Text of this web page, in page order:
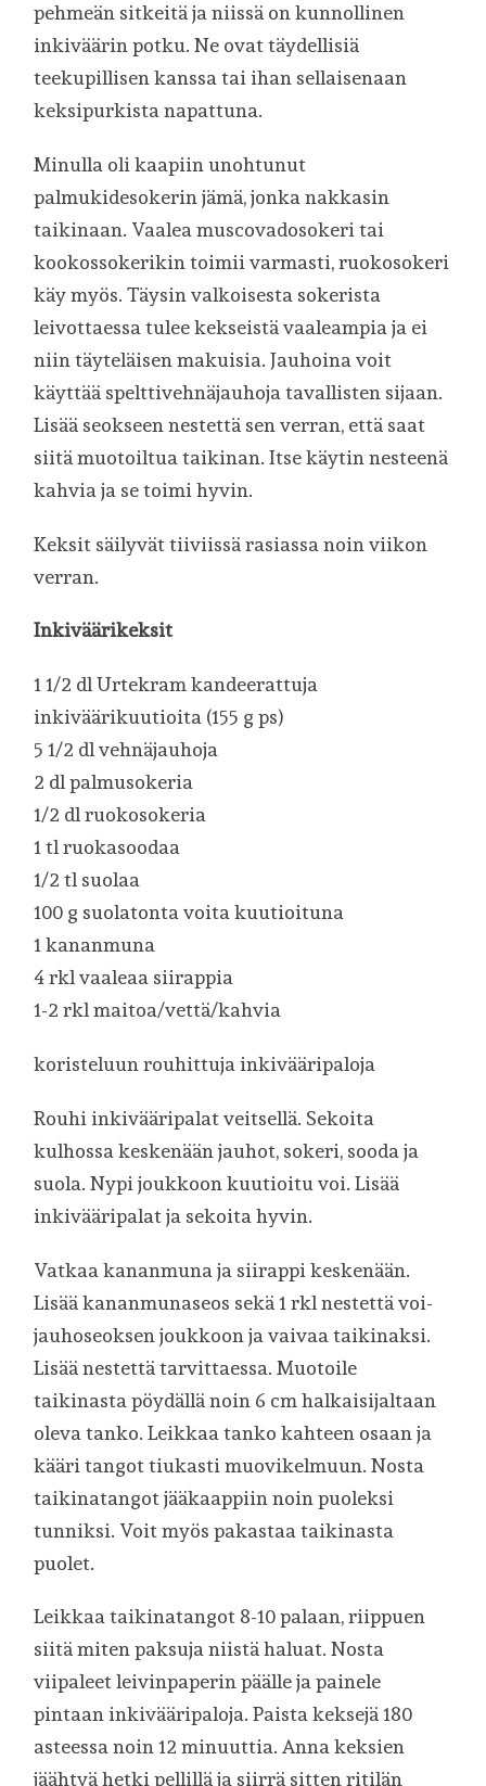
pehmeän sitkeitä ja niissä on kunnollinen
inkiväärin potku. Ne ovat täydellisiä
teekupillisen kanssa tai ihan sellaisenaan
keksipurkista napattuna.
Minulla oli kaapiin unohtunut
palmukidesokerin jämä, jonka nakkasin
taikinaan. Vaalea muscovadosokeri tai
kookossokerikin toimii varmasti, ruokosokeri
käy myös. Täysin valkoisesta sokerista
leivottaessa tulee kekseistä vaaleampia ja ei
niin täyteläisen makuisia. Jauhoina voit
käyttää spelttivehnäjauhoja tavallisten sijaan.
Lisää seokseen nestettä sen verran, että saat
siitä muotoiltua taikinan. Itse käytin nesteenä
kahvia ja se toimi hyvin.
Keksit säilyvät tiiviissä rasiassa noin viikon
verran.
Inkiväärikeksit
1 1/2 dl Urtekram kandeerattuja
inkiväärikuutioita (155 g ps)
5 1/2 dl vehnäjauhoja
2 dl palmusokeria
1/2 dl ruokosokeria
1 tl ruokasoodaa
1/2 tl suolaa
100 g suolatonta voita kuutioituna
1 kananmuna
4 rkl vaaleaa siirappia
1-2 rkl maitoa/vettä/kahvia
koristeluun rouhittuja inkivääripaloja
Rouhi inkivääripalat veitsellä. Sekoita
kulhossa keskenään jauhot, sokeri, sooda ja
suola. Nypi joukkoon kuutioitu voi. Lisää
inkivääripalat ja sekoita hyvin.
Vatkaa kananmuna ja siirappi keskenään.
Lisää kananmunaseos sekä 1 rkl nestettä voi-
jauhoseoksen joukkoon ja vaivaa taikinaksi.
Lisää nestettä tarvittaessa. Muotoile
taikinasta pöydällä noin 6 cm halkaisijaltaan
oleva tanko. Leikkaa tanko kahteen osaan ja
kääri tangot tiukasti muovikelmuun. Nosta
taikinatangot jääkaappiin noin puoleksi
tunniksi. Voit myös pakastaa taikinasta
puolet.
Leikkaa taikinatangot 8-10 palaan, riippuen
siitä miten paksuja niistä haluat. Nosta
viipaleet leivinpaperin päälle ja painele
pintaan inkivääripaloja. Paista keksejä 180
asteessa noin 12 minuuttia. Anna keksien
jäähtyä hetki pellillä ja siirrä sitten ritilän